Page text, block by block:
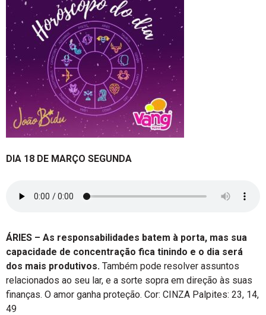
DIA 18 DE MARÇO SEGUNDA
ÁRIES – As responsabilidades batem à porta, mas sua
capacidade de concentração fica tinindo e o dia será
dos mais produtivos. Também pode resolver assuntos
relacionados ao seu lar, e a sorte sopra em direção às suas
finanças. O amor ganha proteção. Cor: CINZA Palpites: 23, 14,
49